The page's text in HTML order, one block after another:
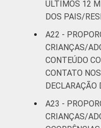
ÚLTIMOS 12
DOS PAIS/
A22 -
CRIANÇAS/
CONTEÚDO
CONTATO
DECLARAÇÃO
A23 -
CRIANÇAS/